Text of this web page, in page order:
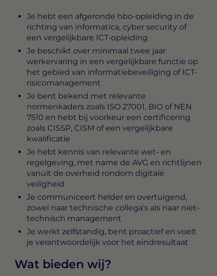
Je hebt een afgeronde hbo-opleiding in de
richting van informatica, cyber security of
een vergelijkbare ICT-opleiding
Je beschikt over minimaal twee jaar
werkervaring in een vergelijkbare functie op
het gebied van informatiebeveiliging of ICT-
risicomanagement
Je bent bekend met relevante
normenkaders zoals ISO 27001, BIO of NEN
7510 en hebt bij voorkeur een certificering
zoals CISSP, CISM of een vergelijkbare
kwalificatie
Je hebt kennis van relevante wet- en
regelgeving, met name de AVG en richtlijnen
vanuit de overheid rondom digitale
veiligheid
Je communiceert helder en overtuigend,
zowel naar technische collega’s als naar niet-
technisch management
Je werkt zelfstandig, bent proactief en voelt
je verantwoordelijk voor het eindresultaat
Wat bieden wij?